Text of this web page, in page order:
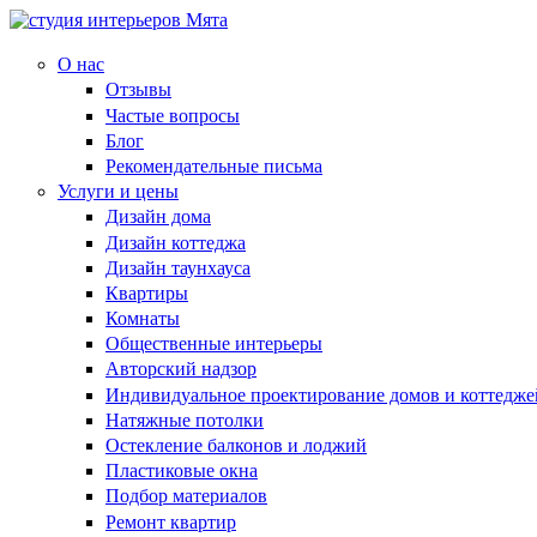
О нас
Отзывы
Частые вопросы
Блог
Рекомендательные письма
Услуги и цены
Дизайн дома
Дизайн коттеджа
Дизайн таунхауса
Квартиры
Комнаты
Общественные интерьеры
Авторский надзор
Индивидуальное проектирование домов и
Натяжные потолки
Остекление балконов и лоджий
Пластиковые окна
Подбор материалов
Ремонт квартир